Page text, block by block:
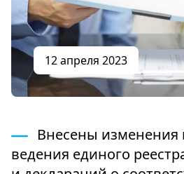
12 апреля 2023
Внесены изменения
ведения единого